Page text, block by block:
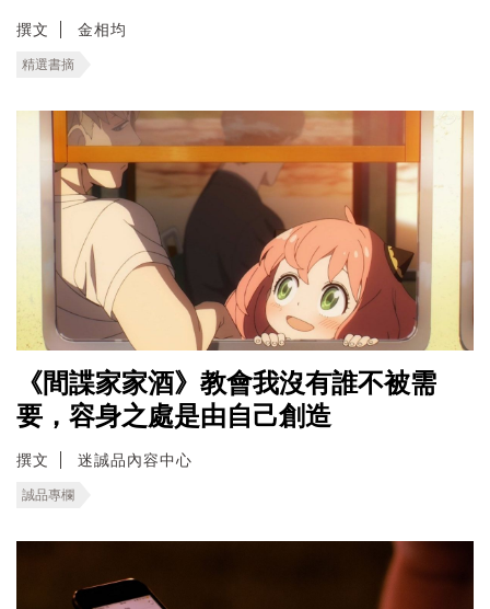
撰文 金相均
精選書摘
《間諜家家酒》教會我沒有誰不被需
要，容身之處是由自己創造
撰文 迷誠品內容中心
誠品專欄